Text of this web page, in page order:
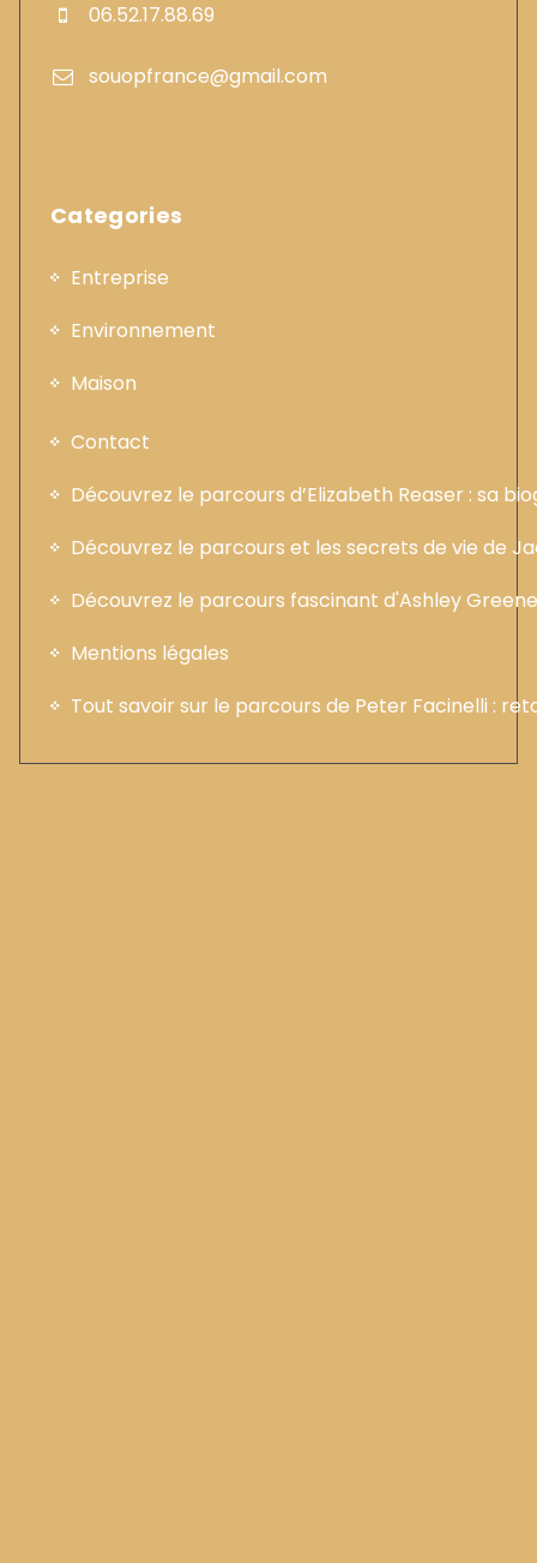
06.52.17.88.69
souopfrance@gmail.com
Categories
Entreprise
Environnement
Maison
Contact
Découvrez le parcours d’Elizabeth Reaser : sa
Découvrez le parcours et les secrets de vie de
Découvrez le parcours fascinant d'Ashley
Mentions légales
Tout savoir sur le parcours de Peter Facinelli :